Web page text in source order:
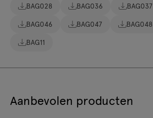
BAG028
BAG036 BAG037
BAG046
BAG047 BAG048
BAG11
Aanbevolen producten